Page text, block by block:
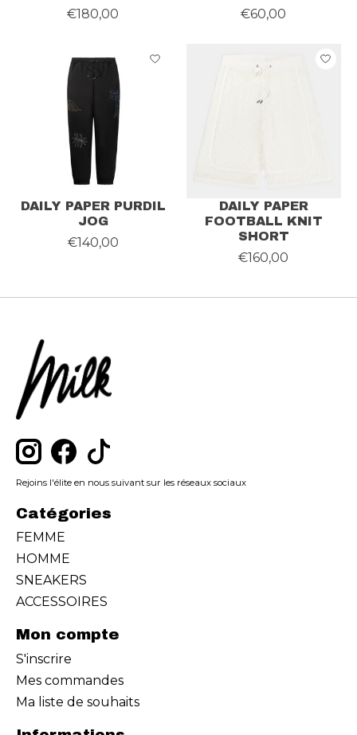
€180,00 €60,00
DAILY PAPER PURDIL
JOG
€140,00
DAILY PAPER
FOOTBALL KNIT
SHORT
€160,00
Rejoins l'élite en nous suivant sur les réseaux sociaux
Catégories
FEMME
HOMME
SNEAKERS
ACCESSOIRES
Mon compte
S'inscrire
Mes commandes
Ma liste de souhaits